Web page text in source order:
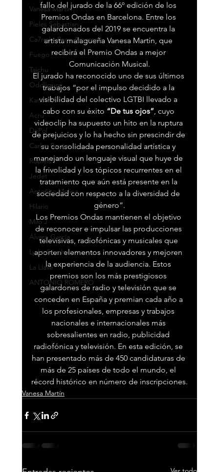
Vanesa Martín
Pieles Sebastian
Ca7riel y Paco Amoroso
Fuego
Taichu
Oddliquor
Kane 935
Acru
DePol
Carlos Baute
Robleis
Jedet
Antoñito Molina
Hilario
Milo J
Álvaro García
Lydia Sánchez
La Llave
ANTONIO ROMERO
fallo del jurado de la 66º edición de los
Premios Ondas en Barcelona. Entre los
galardonados del 2019 se encuentra la
artista malagueña Vanesa Martín, que
recibirá el Premio Ondas a mejor
Comunicación Musical.
El jurado ha reconocido uno de sus últimos
trabajos “por el impulso decidido a la
visibilidad del colectivo LGTBI llevado a
cabo con su éxito “De tus ojos”, cuyo
videoclip ha supuesto un hito en la ruptura
de prejuicios y lo ha hecho sin prescindir de
su consolidada personalidad artística y
manejando un lenguaje visual que huye de
la frivolidad y los tópicos recurrentes en el
tratamiento que aún está presente en la
sociedad con respecto a la diversidad de
género”.
Los Premios Ondas mantienen el objetivo
de reconocer e impulsar las producciones
televisivas, radiofónicas y musicales que
aporten elementos innovadores y mejoren
la experiencia de la audiencia. Estos
premios son los más prestigiosos
galardones de radio y televisión que se
conceden en España y premian cada año a
los profesionales, empresas y trabajos
nacionales e internacionales más
sobresalientes en radio, publicidad
radiofónica y televisión. En esta edición, se
han presentado más de 450 candidaturas de
más de 25 países de todo el mundo, el
récord histórico en número de inscripciones.
Vanesa Martín